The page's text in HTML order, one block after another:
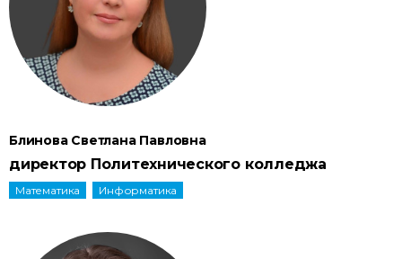
Блинова Светлана Павловна
директор Политехнического колледжа
Математика Информатика